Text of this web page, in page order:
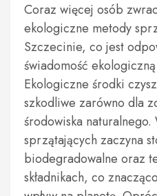
Coraz więcej osób
ekologiczne metody
Szczecinie, co jest
świadomość
Ekologiczne środki
szkodliwe zarówno dla
środowiska
sprzątających zaczyna
biodegradowalne oraz
składnikach, co